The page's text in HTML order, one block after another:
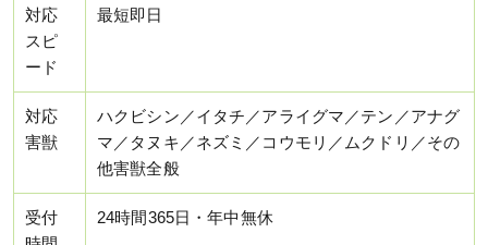
対応
スピ
ード
最短即日
対応
害獣
ハクビシン／イタチ／アライグマ／テン／アナグ
マ／タヌキ／ネズミ／コウモリ／ムクドリ／その
他害獣全般
受付
24時間365日・年中無休